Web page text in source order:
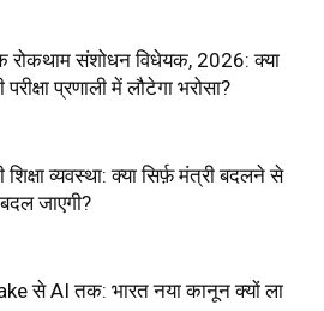
रोकथाम संशोधन विधेयक, 2026: क्या
प्रणाली में लौटेगा भरोसा?
शिक्षा व्यवस्था: क्या सिर्फ़ मंत्री बदलने से
जाएगी?
से AI तक: भारत नया कानून क्यों ला